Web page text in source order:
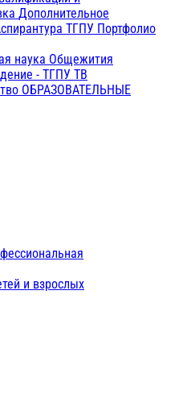
Дополнительное
ТГПУ Портфолио
наука Общежития
- ТГПУ ТВ
ОБРАЗОВАТЕЛЬНЫЕ
и взрослых